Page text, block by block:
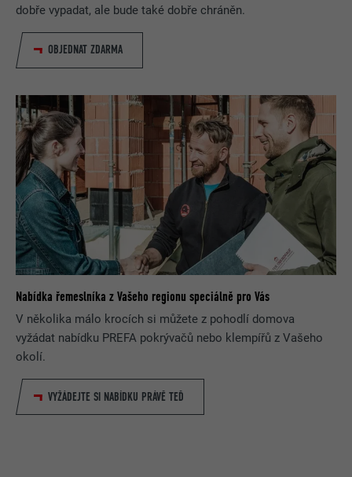
dobře vypadat, ale bude také dobře chráněn.
OBJEDNAT ZDARMA
Nabídka řemeslníka z Vašeho regionu speciálně pro Vás
V několika málo krocích si můžete z pohodlí domova
vyžádat nabídku PREFA pokrývačů nebo klempířů z Vašeho
okolí.
VYŽÁDEJTE SI NABÍDKU PRÁVĚ TEĎ